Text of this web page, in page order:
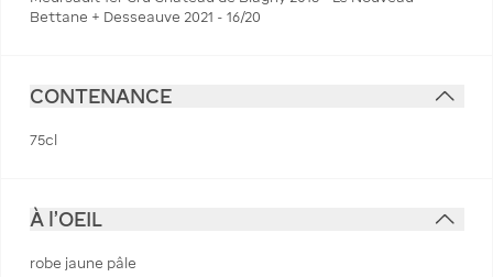
Bettane + Desseauve 2021 - 16/20
CONTENANCE
75cl
À l'OEIL
robe jaune pâle